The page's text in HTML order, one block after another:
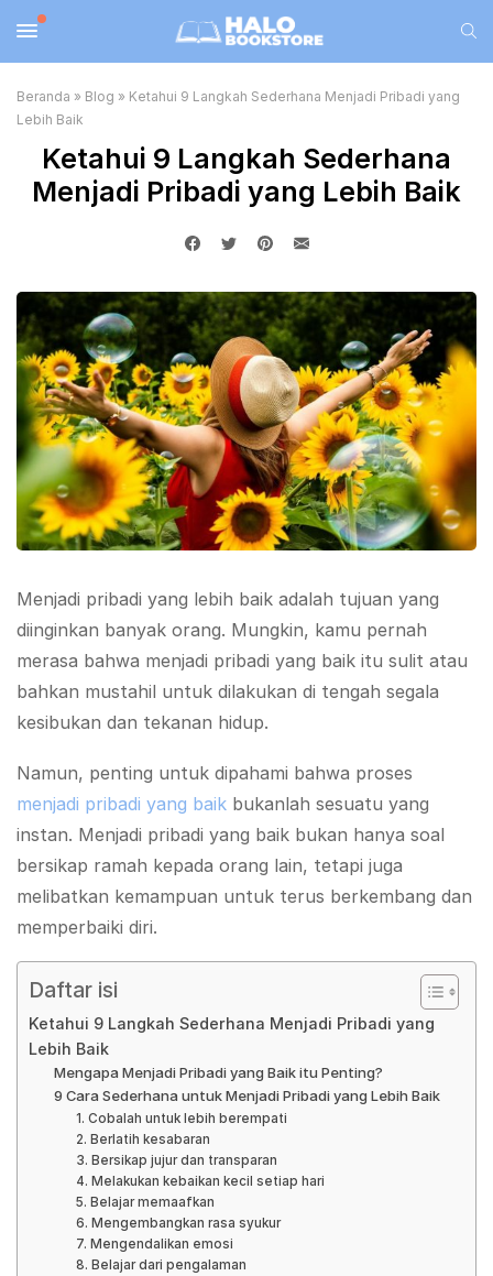
Beranda » Blog » Ketahui 9 Langkah Sederhana Menjadi Pribadi yang
Lebih Baik
Ketahui 9 Langkah Sederhana
Menjadi Pribadi yang Lebih Baik
Menjadi pribadi yang lebih baik adalah tujuan yang
diinginkan banyak orang. Mungkin, kamu pernah
merasa bahwa menjadi pribadi yang baik itu sulit atau
bahkan mustahil untuk dilakukan di tengah segala
kesibukan dan tekanan hidup.
Namun, penting untuk dipahami bahwa proses
menjadi pribadi yang baik bukanlah sesuatu yang
instan. Menjadi pribadi yang baik bukan hanya soal
bersikap ramah kepada orang lain, tetapi juga
melibatkan kemampuan untuk terus berkembang dan
memperbaiki diri.
Daftar isi
Ketahui 9 Langkah Sederhana Menjadi Pribadi yang
Lebih Baik
Mengapa Menjadi Pribadi yang Baik itu Penting?
9 Cara Sederhana untuk Menjadi Pribadi yang Lebih Baik
1. Cobalah untuk lebih berempati
2. Berlatih kesabaran
3. Bersikap jujur dan transparan
4. Melakukan kebaikan kecil setiap hari
5. Belajar memaafkan
6. Mengembangkan rasa syukur
7. Mengendalikan emosi
8. Belajar dari pengalaman